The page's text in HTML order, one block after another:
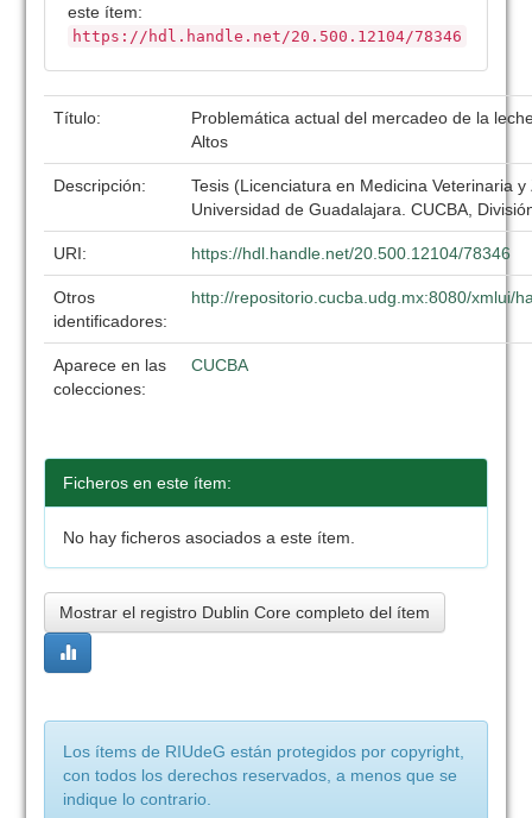
este ítem:
https://hdl.handle.net/20.500.12104/78346
Título:
Problemática actual del mercadeo de la
Altos
Descripción:
Tesis (Licenciatura en Medicina Veterinaria
Universidad de Guadalajara. CUCBA,
URI: https://hdl.handle.net/20.500.12104/78346
Otros
identificadores:
http://repositorio.cucba.udg.mx:8080/xmlui/
Aparece en las
colecciones:
CUCBA
Ficheros en este ítem:
No hay ficheros asociados a este ítem.
Mostrar el registro Dublin Core completo del ítem
Los ítems de RIUdeG están protegidos por copyright,
con todos los derechos reservados, a menos que se
indique lo contrario.